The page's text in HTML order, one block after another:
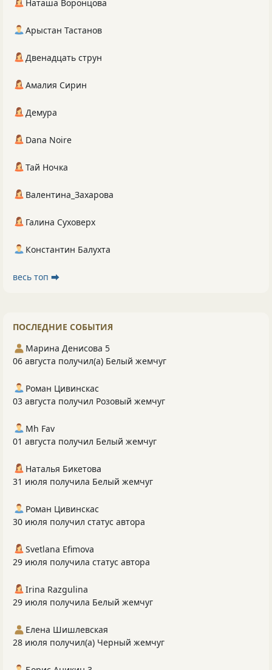
Наташа Воронцова
Арыстан Тастанов
Двенадцать струн
Амалия Сирин
Демура
Dana Noire
Тай Ночка
Валентина_Захарова
Галина Суховерх
Константин Балухта
весь топ ⮕
ПОСЛЕДНИЕ СОБЫТИЯ
Марина Денисова 5
06 августа получил(а) Белый жемчуг
Роман Цивинскас
03 августа получил Розовый жемчуг
Mh Fav
01 августа получил Белый жемчуг
Наталья Бикетова
31 июля получила Белый жемчуг
Роман Цивинскас
30 июля получил статус автора
Svetlana Efimova
29 июля получила статус автора
Irina Razgulina
29 июля получила Белый жемчуг
Елена Шишлевская
28 июля получил(а) Черный жемчуг